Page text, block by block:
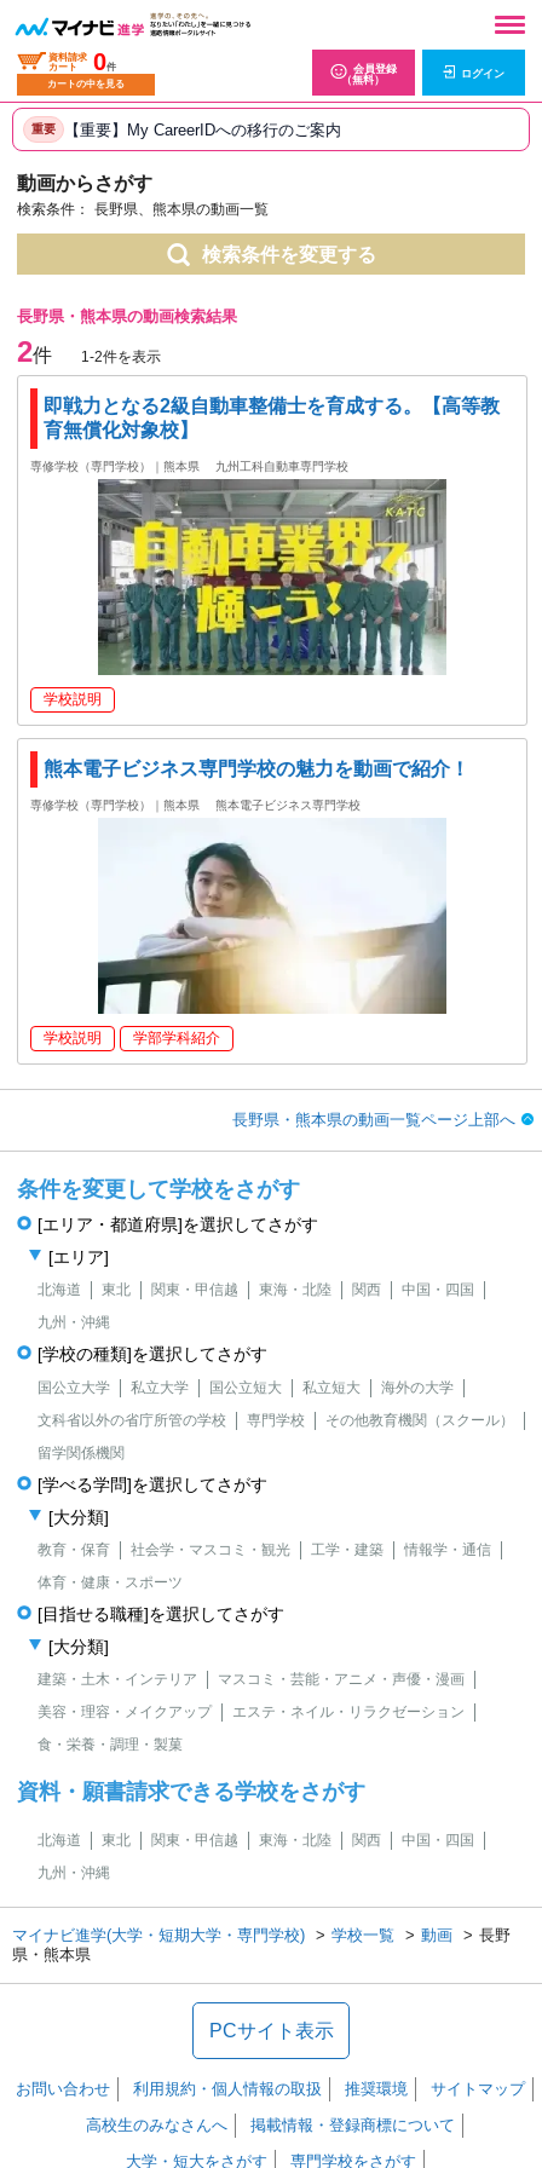
資料請求
カート
0件
カートの中を見る
会員登録
（無料）
ログイン
重要 【重要】My CareerIDへの移行のご案内
動画からさがす
検索条件： 長野県、熊本県の動画一覧
検索条件を変更する
長野県・熊本県の動画検索結果
2件 1-2件を表示
即戦力となる2級自動車整備士を育成する。【高等教
育無償化対象校】
専修学校（専門学校）｜熊本県 九州工科自動車専門学校
学校説明
熊本電子ビジネス専門学校の魅力を動画で紹介！
専修学校（専門学校）｜熊本県 熊本電子ビジネス専門学校
学校説明 学部学科紹介
長野県・熊本県の動画一覧ページ上部へ
条件を変更して学校をさがす
[エリア・都道府県]を選択してさがす
[エリア]
北海道 東北 関東・甲信越 東海・北陸 関西
中国・四国
九州・沖縄
[学校の種類]を選択してさがす
国公立大学 私立大学 国公立短大 私立短大
海外の大学
文科省以外の省庁所管の学校
専門学校
その他教育機関（スクール）
留学関係機関
[学べる学問]を選択してさがす
[大分類]
教育・保育 社会学・マスコミ・観光 工学・建築
情報学・通信
体育・健康・スポーツ
[目指せる職種]を選択してさがす
[大分類]
建築・土木・インテリア
マスコミ・芸能・アニメ・声優・漫画
美容・理容・メイクアップ
エステ・ネイル・リラクゼーション
食・栄養・調理・製菓
資料・願書請求できる学校をさがす
北海道 東北 関東・甲信越 東海・北陸 関西
中国・四国
九州・沖縄
マイナビ進学(大学・短期大学・専門学校) 学校一覧 動画
長野
県・熊本県
PCサイト表示
お問い合わせ 利用規約・個人情報の取扱 推奨環境
サイトマップ
高校生のみなさんへ
掲載情報・登録商標について
大学・短大をさがす
専門学校をさがす